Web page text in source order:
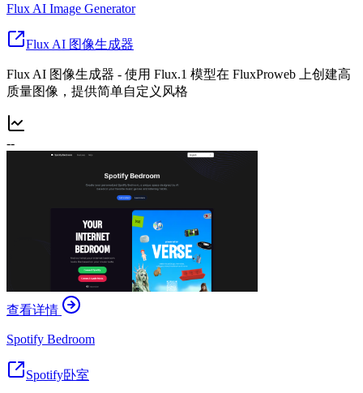
Flux AI Image Generator
Flux AI 图像生成器
Flux AI 图像生成器 - 使用 Flux.1 模型在 FluxProweb 上创建高
质量图像，提供简单自定义风格
--
查看详情
Spotify Bedroom
Spotify卧室